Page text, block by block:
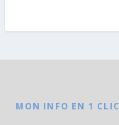
MON INFO EN 1 CLIC